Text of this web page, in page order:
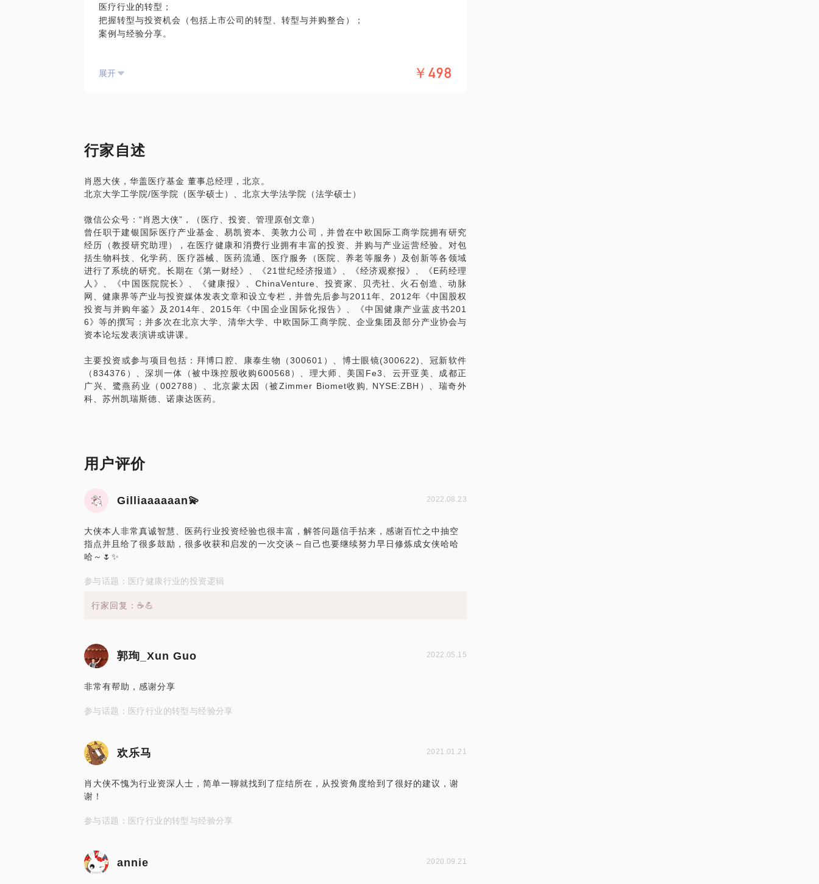
医疗健康行业的转型，特别是传统的医药上市公司，往往通过管理的变革、行业的迁移
（包括横向拓展与纵向深入）和企业整体转型三种方式逐步探寻自我突破与价值实现。
具有增值服务能力的资本深度介入和上市公司借助资本的力量，则可以更有效加大转型
医疗行业的转型；
把握转型与投资机会（包括上市公司的转型、转型与并购整合）；
案例与经验分享。
P与GP界限开始模糊；创业者与投资人角色难分。
专业医疗健康基金。这三个方向对于研究能力和增值服务能力的要求还是蛮高的。研究
创造价值，而不只是去抢项目和拼价格，如果只是介乎其中的短期套利者，则会变得比
投资估值。VC机构给予创业企业的估值大多具有拍脑门的特点，成功的投资人自然拍完
好处就是很多时候，项目是不需要抢的，反正放在面前，就看有没有这个勇气和有没有
成功的运气（细分行业的专业投资人士，可以很大程度上降低投资风险）。而PE机构，
很多企业在受众多机构追捧和竞争的同时，其估值倍数都已远超二级市场，可是仍然会
有新的机构在其它条件不变情况下直接加价要投，令人咋舌。
PE价值。由于国内A股上市公司的高估值因素（相对于成熟市场，目前仍然高位），部
分PE投资人是否还在单纯地追逐估值套利（包括跨境套利）？那么，PE机构的价值何
在？做好一个搬运工也是需要专业技巧的，对于如何做好PE机构的投后增值服务能力以
及对产业链的整合，需要具备两大核心要素能力，一是要能找到行业里最优秀的管理团
队，确保理念的执行力；二是要在产业链上具备各方资源，要在每个细分板块都能找到
适合的标的，并能通过资本和管理的纽带，让它们产生好的整合协同效应，这才是一个
好的并购预期要达到的效果。
要么走在大部分人的前面，成为趋势的最前沿一部分，进得早，跑得快；要么扎扎实实
展开 ￥498
行家自述
肖恩大侠，华盖医疗基金 董事总经理，北京。
北京大学工学院/医学院（医学硕士）、北京大学法学院（法学硕士）
微信公众号：“肖恩大侠”，（医疗、投资、管理原创文章）
曾任职于建银国际医疗产业基金、易凯资本、美敦力公司，并曾在中欧国际工商学院拥有研究
经历（教授研究助理），在医疗健康和消费行业拥有丰富的投资、并购与产业运营经验。对包
括生物科技、化学药、医疗器械、医药流通、医疗服务（医院、养老等服务）及创新等各领域
进行了系统的研究。长期在《第一财经》、《21世纪经济报道》、《经济观察报》、《E药经理
人》、《中国医院院长》、《健康报》、ChinaVenture、投资家、贝壳社、火石创造、动脉
网、健康界等产业与投资媒体发表文章和设立专栏，并曾先后参与2011年、2012年《中国股权
投资与并购年鉴》及2014年、2015年《中国企业国际化报告》、《中国健康产业蓝皮书201
6》等的撰写；并多次在北京大学、清华大学、中欧国际工商学院、企业集团及部分产业协会与
资本论坛发表演讲或讲课。
主要投资或参与项目包括：拜博口腔、康泰生物（300601）、博士眼镜(300622)、冠新软件
（834376）、深圳一体（被中珠控股收购600568）、理大师、美国Fe3、云开亚美、成都正
广兴、鹭燕药业（002788）、北京蒙太因（被Zimmer Biomet收购, NYSE:ZBH）、瑞奇外
科、苏州凯瑞斯德、诺康达医药。
用户评价
Gilliaaaaaan💫 2022.08.23
大侠本人非常真诚智慧、医药行业投资经验也很丰富，解答问题信手拈来，感谢百忙之中抽空
指点并且给了很多鼓励，很多收获和启发的一次交谈～自己也要继续努力早日修炼成女侠哈哈
哈～🌷✨
参与话题：医疗健康行业的投资逻辑
行家回复：☕️💪
郭珣_Xun Guo 2022.05.15
非常有帮助，感谢分享
参与话题：医疗行业的转型与经验分享
欢乐马 2021.01.21
肖大侠不愧为行业资深人士，简单一聊就找到了症结所在，从投资角度给到了很好的建议，谢
谢！
参与话题：医疗行业的转型与经验分享
annie 2020.09.21